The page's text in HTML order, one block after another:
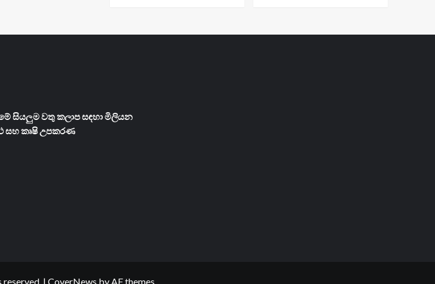
සියලුම වතු කලාප සඳහා මිලියන
සහ කෘෂි උපකරණ
| CoverNews by AF themes.